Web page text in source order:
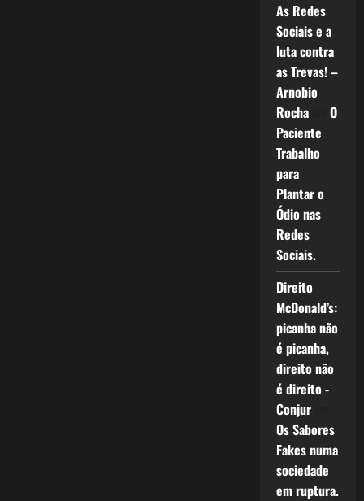
As Redes
Sociais e a
luta contra
as Trevas! –
Arnobio
Rochaem O
Paciente
Trabalho
para
Plantar o
Ódio nas
Redes
Sociais.
Direito
McDonald’s:
picanha não
é picanha,
direito não
é direito -
Conjurem
Os Sabores
Fakes numa
sociedade
em ruptura.